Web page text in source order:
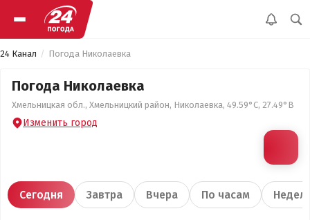
24 Канал Погода Николаевка
Погода Николаевка
Хмельницкая обл., Хмельницкий район, Николаевка, 49.59°С, 27.49°В
Изменить город
Сегодня Завтра Вчера По часам